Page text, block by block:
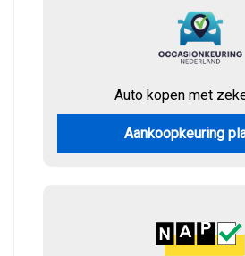
Auto kopen met
Aankoopkeuring